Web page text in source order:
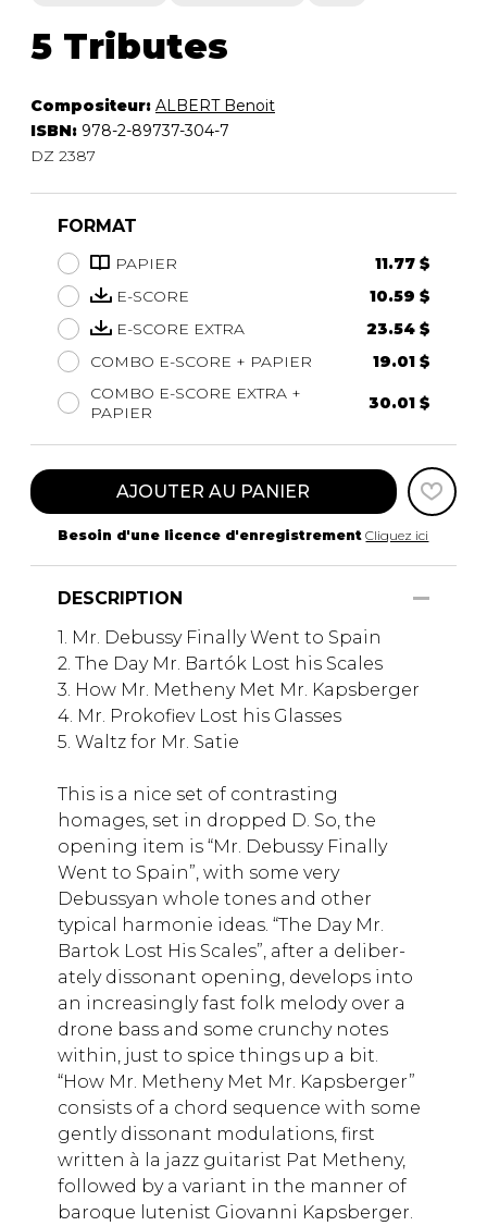
5 Tributes
Compositeur: ALBERT Benoit
ISBN: 978-2-89737-304-7
DZ 2387
FORMAT
PAPIER
11.77 $
E-SCORE
10.59 $
E-SCORE EXTRA
23.54 $
COMBO E-SCORE + PAPIER
19.01 $
COMBO E-SCORE EXTRA +
PAPIER
30.01 $
AJOUTER AU PANIER
Besoin d'une licence d'enregistrement Cliquez ici
DESCRIPTION
1. Mr. Debussy Finally Went to Spain
2. The Day Mr. Bartók Lost his Scales
3. How Mr. Metheny Met Mr. Kapsberger
4. Mr. Prokofiev Lost his Glasses
5. Waltz for Mr. Satie
This is a nice set of contrasting
homages, set in dropped D. So, the
opening item is “Mr. Debussy Finally
Went to Spain”, with some very
Debussyan whole tones and other
typical harmonie ideas. “The Day Mr.
Bartok Lost His Scales”, after a deliber­
ately dissonant opening, develops into
an increasingly fast folk melody over a
drone bass and some crunchy notes
within, just to spice things up a bit.
“How Mr. Metheny Met Mr. Kapsberger”
consists of a chord sequence with some
gently dissonant modulations, first
written à la jazz guitar­ist Pat Metheny,
followed by a variant in the manner of
baroque lutenist Giovanni Kapsberger.